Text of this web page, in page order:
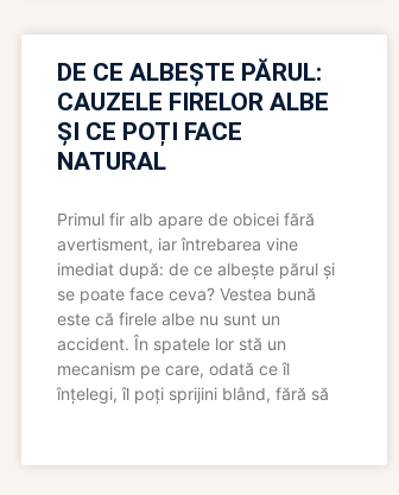
DE CE ALBEȘTE PĂRUL:
CAUZELE FIRELOR ALBE
ȘI CE POȚI FACE
NATURAL
Primul fir alb apare de obicei fără
avertisment, iar întrebarea vine
imediat după: de ce albește părul și
se poate face ceva? Vestea bună
este că firele albe nu sunt un
accident. În spatele lor stă un
mecanism pe care, odată ce îl
înțelegi, îl poți sprijini blând, fără să